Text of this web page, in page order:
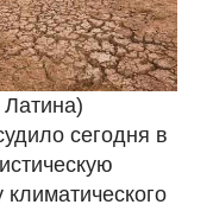
сегодня в